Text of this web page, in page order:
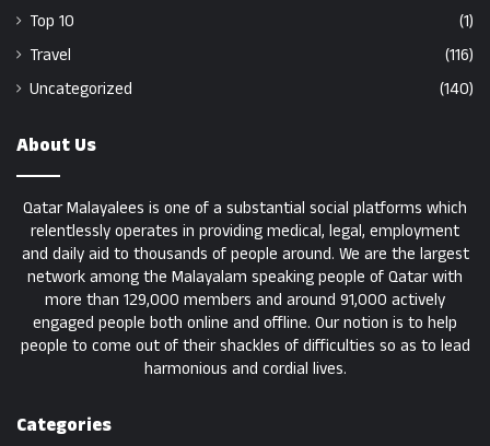
Top 10
(1)
Travel
(116)
Uncategorized
(140)
About Us
Qatar Malayalees is one of a substantial social platforms which
relentlessly operates in providing medical, legal, employment
and daily aid to thousands of people around. We are the largest
network among the Malayalam speaking people of Qatar with
more than 129,000 members and around 91,000 actively
engaged people both online and offline. Our notion is to help
people to come out of their shackles of difficulties so as to lead
harmonious and cordial lives.
Categories